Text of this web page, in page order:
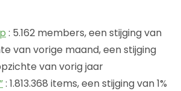
: 5.162 members, een stijging van
van vorige maand, een stijging
van vorig jaar
: 1.813.368 items, een stijging van 1%